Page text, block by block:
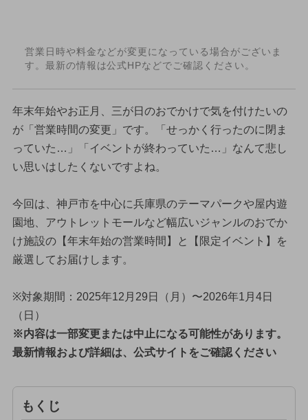
営業日時や料金などが変更になっている場合がございま
す。最新の情報は公式HPなどでご確認ください。
年末年始やお正月、三が日のおでかけで気を付けたいの
が「営業時間の変更」です。「せっかく行ったのに閉ま
っていた…」「イベントが終わっていた…」なんて悲し
い思いはしたくないですよね。
今回は、神戸市を中心に兵庫県のテーマパークや屋内遊
園地、アウトレットモールなど幅広いジャンルのおでか
け施設の【年末年始の営業時間】と【限定イベント】を
厳選してお届けします。
※対象期間：2025年12月29日（月）〜2026年1月4日
（日）
※内容は一部変更または中止になる可能性があります。
最新情報および詳細は、公式サイトをご確認ください
もくじ